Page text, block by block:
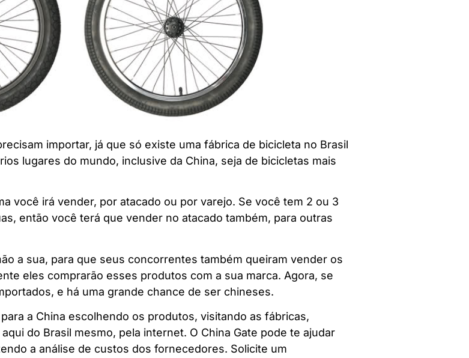
importar, já que só existe uma fábrica de bicicleta no Brasil
lugares do mundo, inclusive da China, seja de bicicletas mais
você irá vender, por atacado ou por varejo. Se você tem 2 ou 3
então você terá que vender no atacado também, para outras
a sua, para que seus concorrentes também queiram vender os
eles comprarão esses produtos com a sua marca. Agora, se
e há uma grande chance de ser chineses.
a China escolhendo os produtos, visitando as fábricas,
do Brasil mesmo, pela internet. O China Gate pode te ajudar
a análise de custos dos fornecedores. Solicite um